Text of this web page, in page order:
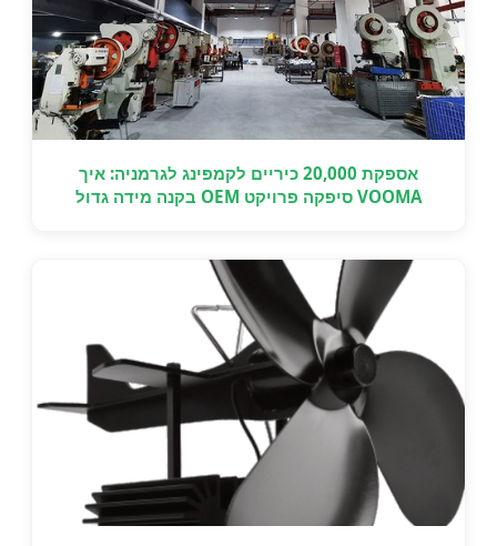
אספקת 20,000 כיריים לקמפינג לגרמניה: איך
VOOMA סיפקה פרויקט OEM בקנה מידה גדול